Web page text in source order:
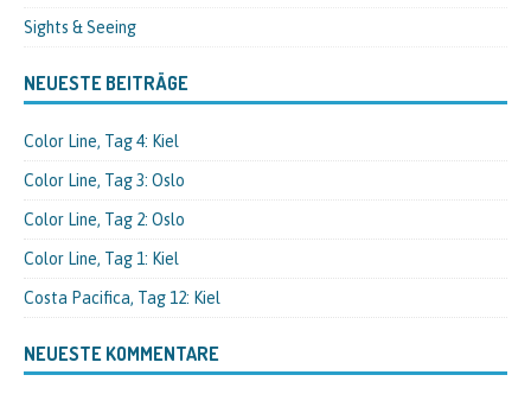
Sights & Seeing
NEUESTE BEITRÄGE
Color Line, Tag 4: Kiel
Color Line, Tag 3: Oslo
Color Line, Tag 2: Oslo
Color Line, Tag 1: Kiel
Costa Pacifica, Tag 12: Kiel
NEUESTE KOMMENTARE